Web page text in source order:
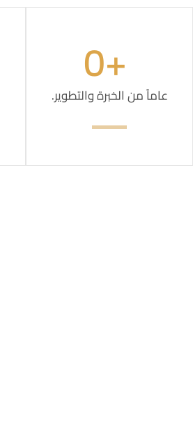
عاماً من الخبرة والتطوير.
0